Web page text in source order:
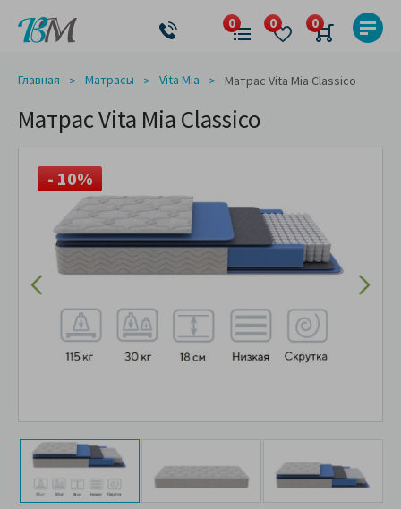
Главная Матрасы Vita Mia Матрас Vita Mia Classico
Матрас Vita Mia Classico
- 10%